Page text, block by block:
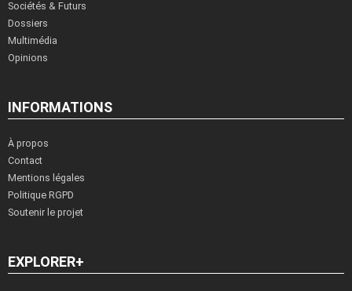
Sociétés & Futurs
Dossiers
Multimédia
Opinions
INFORMATIONS
À propos
Contact
Mentions légales
Politique RGPD
Soutenir le projet
EXPLORER+